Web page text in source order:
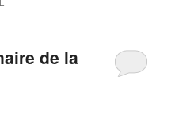
de la